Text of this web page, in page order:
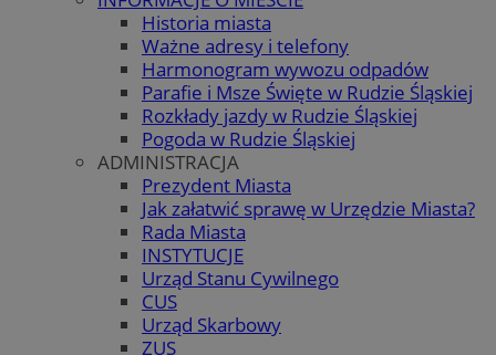
Historia miasta
Ważne adresy i telefony
Harmonogram wywozu odpadów
Parafie i Msze Święte w Rudzie Śląskiej
Rozkłady jazdy w Rudzie Śląskiej
Pogoda w Rudzie Śląskiej
ADMINISTRACJA
Prezydent Miasta
Jak załatwić sprawę w Urzędzie Miasta?
Rada Miasta
INSTYTUCJE
Urząd Stanu Cywilnego
CUS
Urząd Skarbowy
ZUS